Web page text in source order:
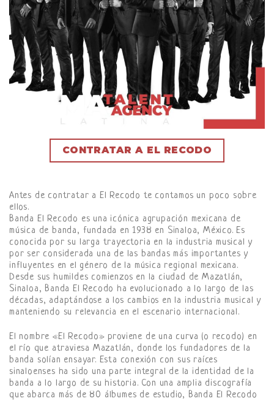
CONTRATAR A EL RECODO
Antes de contratar a El Recodo te contamos un poco sobre
ellos.
Banda El Recodo es una icónica agrupación mexicana de
música de banda, fundada en 1938 en Sinaloa, México. Es
conocida por su larga trayectoria en la industria musical y
por ser considerada una de las bandas más importantes y
influyentes en el género de la música regional mexicana.
Desde sus humildes comienzos en la ciudad de Mazatlán,
Sinaloa, Banda El Recodo ha evolucionado a lo largo de las
décadas, adaptándose a los cambios en la industria musical y
manteniendo su relevancia en el escenario internacional.
El nombre «El Recodo» proviene de una curva (o recodo) en
el río que atraviesa Mazatlán, donde los fundadores de la
banda solían ensayar. Esta conexión con sus raíces
sinaloenses ha sido una parte integral de la identidad de la
banda a lo largo de su historia. Con una amplia discografía
que abarca más de 80 álbumes de estudio, Banda El Recodo